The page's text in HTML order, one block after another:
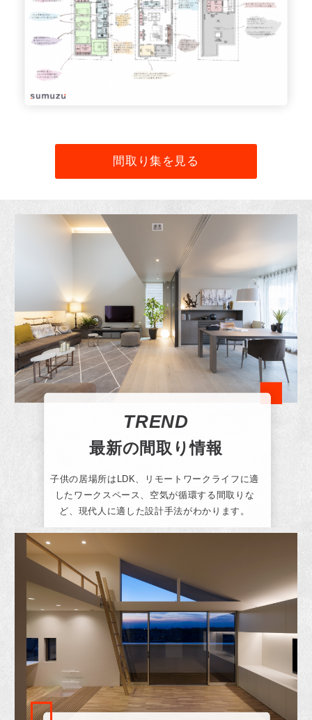
間取り集を見る
TREND
最新の間取り情報
子供の居場所はLDK、リモートワークライフに適
したワークスペース、空気が循環する間取りな
ど、現代人に適した設計手法がわかります。